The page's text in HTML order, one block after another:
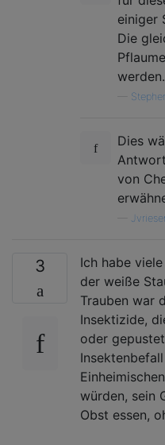
einiger
Die
werden.
Dies
von
3
Ich habe
der weiße
Trauben war
Insektizide,
oder
würden, sein
Obst essen,